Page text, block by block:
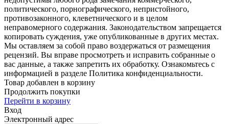
политического, порнографического, непристойного,
противозаконного, клеветнического и в целом
неправомерного содержания. Законодательством запрещается
копировать суждения, уже опубликованные в других местах.
Мы оставляем за собой право воздержаться от размещения
рецензий. Вы вправе просмотреть и исправить собранные о
вас данные, а также запретить их обработку. Ознакомьтесь с
информацией в разделе Политика конфиденциальности.
Товар добавлен в корзину
Продолжить покупки
Перейти в корзину
Вход
Электронный адрес